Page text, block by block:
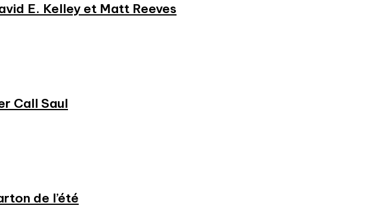
E. Kelley et Matt Reeves
Call Saul
de l’été